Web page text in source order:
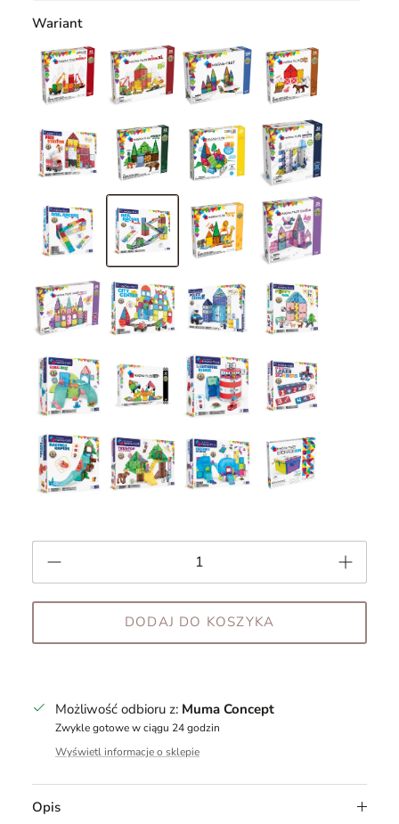
Wariant
DODAJ DO KOSZYKA
Możliwość odbioru z: Muma Concept
Zwykle gotowe w ciągu 24 godzin
Wyświetl informacje o sklepie
Opis